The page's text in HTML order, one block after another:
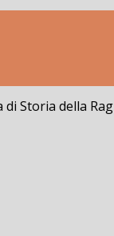
Storia della